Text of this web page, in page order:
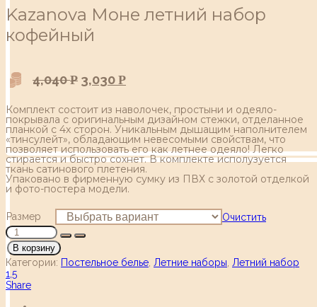
Kazanova Моне летний набор
кофейный
4,040Р 3,030 Р
Комплект состоит из наволочек, простыни и одеяло-
покрывала с оригинальным дизайном стежки, отделанное
планкой с 4х сторон. Уникальным дышащим наполнителем
«тинсулейт», обладающим невесомыми свойствам, что
позволяет использовать его как летнее одеяло! Легко
стирается и быстро сохнет. В комплекте исполузуется
ткань сатинового плетения.
Упаковано в фирменную сумку из ПВХ c золотой отделкой
и фото-постера модели.
Размер Очистить
В корзину
Категории: Постельное белье Летние наборы Летний набор
1,5
Share